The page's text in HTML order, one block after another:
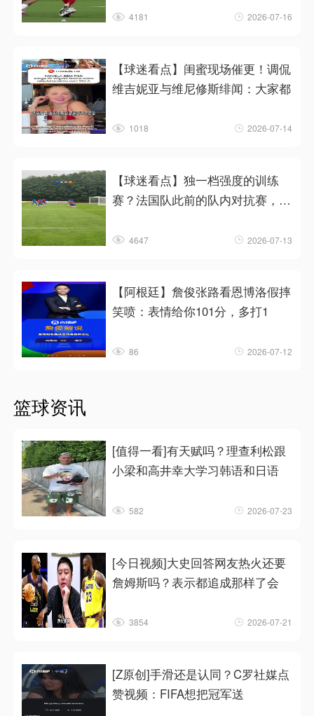
4181 2026-07-16
【球迷看点】闺蜜现场催更！调侃
维吉妮亚与维尼修斯绯闻：大家都
1018 2026-07-14
【球迷看点】独一档强度的训练
赛？法国队此前的队内对抗赛，恐
4647 2026-07-13
【阿根廷】詹俊张路看恩博洛假摔
笑喷：表情给你101分，多打1
86 2026-07-12
篮球资讯
[值得一看]有天赋吗？理查利松跟
小梁和高井幸大学习韩语和日语
582 2026-07-23
[今日视频]大史回答网友热火还要
詹姆斯吗？表示都追成那样了会
3854 2026-07-21
[Z原创]手滑还是认同？C罗社媒点
赞视频：FIFA想把冠军送